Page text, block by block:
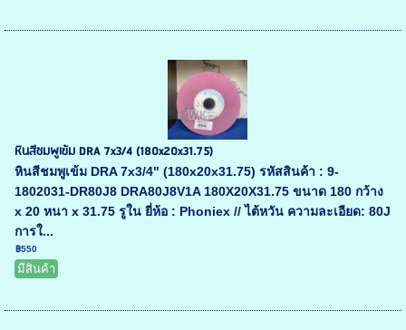
หินสีชมพูเข้ม DRA 7x3/4 (180x20x31.75)
หินสีชมพูเข้ม DRA 7x3/4" (180x20x31.75) รหัสสินค้า : 9-
1802031-DR80J8 DRA80J8V1A 180X20X31.75 ขนาด 180 กว้าง
x 20 หนา x 31.75 รูใน ยี่ห้อ : Phoniex // ไต้หวัน ความละเอียด: 80J
การใ...
฿550
มีสินค้า